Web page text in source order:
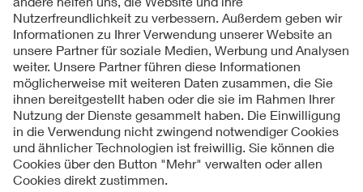
Kontakte
Service
Impressum